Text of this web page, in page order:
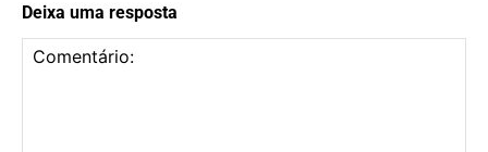
Deixa uma resposta